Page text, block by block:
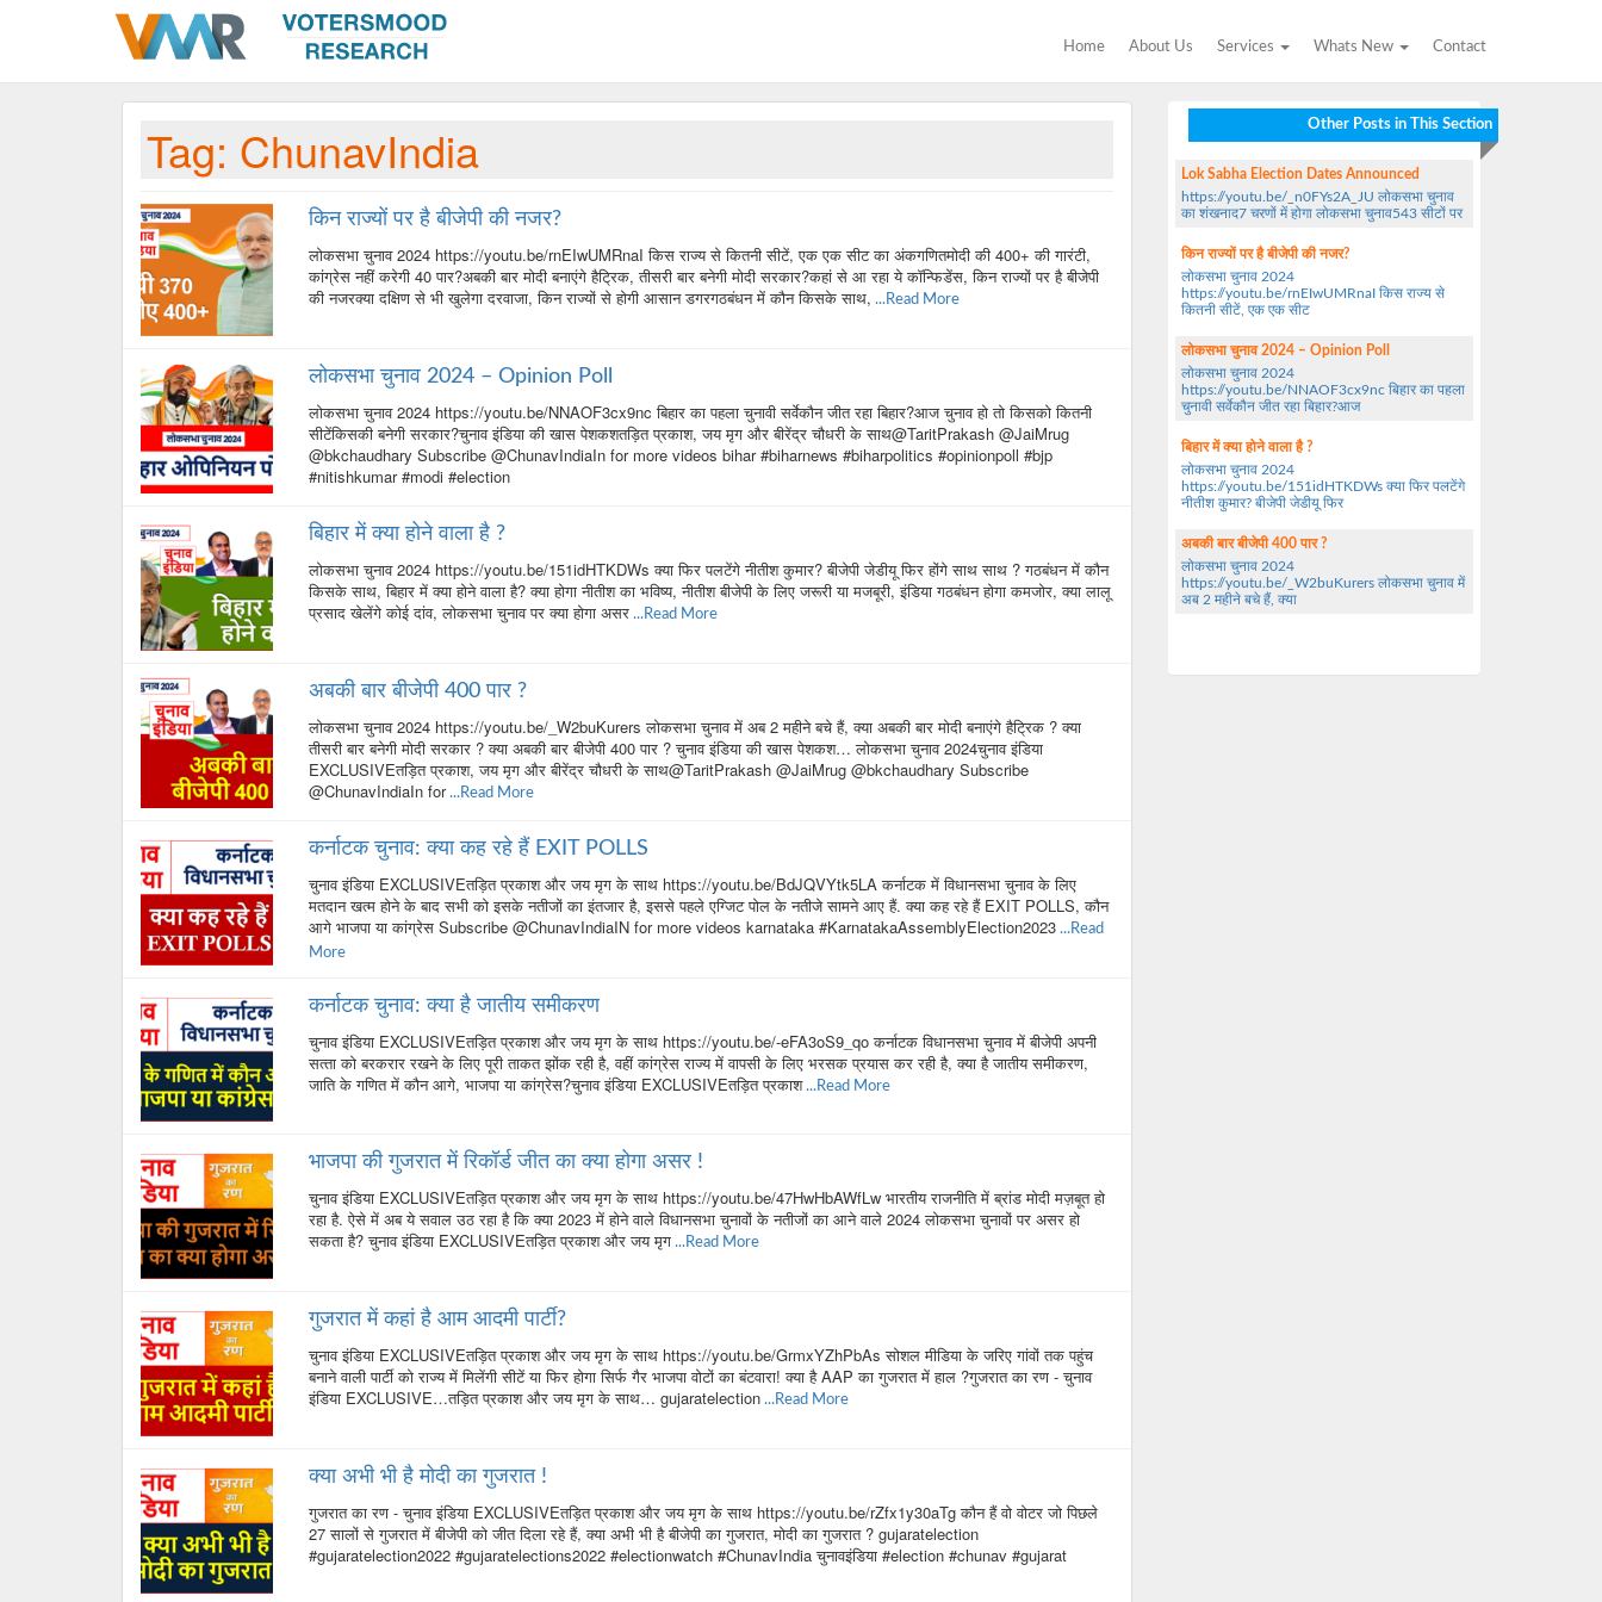
Home About Us Services Whats New Contact
Tag: ChunavIndia
किन राज्यों पर है बीजेपी की नजर?
लोकसभा चुनाव 2024 https://youtu.be/rnEIwUMRnaI किस राज्य से कितनी सीटें, एक एक सीट का अंकगणितमोदी की 400+ की गारंटी,
कांग्रेस नहीं करेगी 40 पार?अबकी बार मोदी बनाएंगे हैट्रिक, तीसरी बार बनेगी मोदी सरकार?कहां से आ रहा ये कॉन्फिडेंस, किन राज्यों पर है बीजेपी
की नजरक्या दक्षिण से भी खुलेगा दरवाजा, किन राज्यों से होगी आसान डगरगठबंधन में कौन किसके साथ, ...Read More
लोकसभा चुनाव 2024 – Opinion Poll
लोकसभा चुनाव 2024 https://youtu.be/NNAOF3cx9nc बिहार का पहला चुनावी सर्वेकौन जीत रहा बिहार?आज चुनाव हो तो किसको कितनी
सीटेंकिसकी बनेगी सरकार?चुनाव इंडिया की खास पेशकशतड़ित प्रकाश, जय मृग और बीरेंद्र चौधरी के साथ@TaritPrakash @JaiMrug
@bkchaudhary Subscribe @ChunavIndiaIn for more videos bihar #biharnews #biharpolitics #opinionpoll #bjp
#nitishkumar #modi #election
बिहार में क्या होने वाला है ?
लोकसभा चुनाव 2024 https://youtu.be/151idHTKDWs क्या फिर पलटेंगे नीतीश कुमार? बीजेपी जेडीयू फिर होंगे साथ साथ ? गठबंधन में कौन
किसके साथ, बिहार में क्या होने वाला है? क्या होगा नीतीश का भविष्य, नीतीश बीजेपी के लिए जरूरी या मजबूरी, इंडिया गठबंधन होगा कमजोर, क्या लालू
प्रसाद खेलेंगे कोई दांव, लोकसभा चुनाव पर क्या होगा असर...Read More
अबकी बार बीजेपी 400 पार ?
लोकसभा चुनाव 2024 https://youtu.be/_W2buKurers लोकसभा चुनाव में अब 2 महीने बचे हैं, क्या अबकी बार मोदी बनाएंगे हैट्रिक ? क्या
तीसरी बार बनेगी मोदी सरकार ? क्या अबकी बार बीजेपी 400 पार ? चुनाव इंडिया की खास पेशकश… लोकसभा चुनाव 2024चुनाव इंडिया
EXCLUSIVEतड़ित प्रकाश, जय मृग और बीरेंद्र चौधरी के साथ@TaritPrakash @JaiMrug @bkchaudhary Subscribe
@ChunavIndiaIn for...Read More
कर्नाटक चुनाव: क्या कह रहे हैं EXIT POLLS
चुनाव इंडिया EXCLUSIVEतड़ित प्रकाश और जय मृग के साथ https://youtu.be/BdJQVYtk5LA कर्नाटक में विधानसभा चुनाव के लिए
मतदान खत्म होने के बाद सभी को इसके नतीजों का इंतजार है, इससे पहले एग्जिट पोल के नतीजे सामने आए हैं. क्या कह रहे हैं EXIT POLLS, कौन
आगे भाजपा या कांग्रेस Subscribe @ChunavIndiaIN for more videos karnataka #KarnatakaAssemblyElection2023...Read
More
कर्नाटक चुनाव: क्या है जातीय समीकरण
चुनाव इंडिया EXCLUSIVEतड़ित प्रकाश और जय मृग के साथ https://youtu.be/-eFA3oS9_qo कर्नाटक विधानसभा चुनाव में बीजेपी अपनी
सत्‍ता को बरकरार रखने के लिए पूरी ताकत झोंक रही है, वहीं कांग्रेस राज्‍य में वापसी के लिए भरसक प्रयास कर रही है, क्या है जातीय समीकरण,
जाति के गणित में कौन आगे, भाजपा या कांग्रेस?चुनाव इंडिया EXCLUSIVEतड़ित प्रकाश...Read More
भाजपा की गुजरात में रिकॉर्ड जीत का क्या होगा असर !
चुनाव इंडिया EXCLUSIVEतड़ित प्रकाश और जय मृग के साथ https://youtu.be/47HwHbAWfLw भारतीय राजनीति में ब्रांड मोदी मज़बूत हो
रहा है. ऐसे में अब ये सवाल उठ रहा है कि क्या 2023 में होने वाले विधानसभा चुनावों के नतीजों का आने वाले 2024 लोकसभा चुनावों पर असर हो
सकता है? चुनाव इंडिया EXCLUSIVEतड़ित प्रकाश और जय मृग...Read More
गुजरात में कहां है आम आदमी पार्टी?
चुनाव इंडिया EXCLUSIVEतड़ित प्रकाश और जय मृग के साथ https://youtu.be/GrmxYZhPbAs सोशल मीडिया के जरिए गांवों तक पहुंच
बनाने वाली पार्टी को राज्य में मिलेंगी सीटें या फिर होगा सिर्फ गैर भाजपा वोटों का बंटवारा! क्या है AAP का गुजरात में हाल ?गुजरात का रण - चुनाव
इंडिया EXCLUSIVE…तड़ित प्रकाश और जय मृग के साथ… gujaratelection...Read More
क्या अभी भी है मोदी का गुजरात !
गुजरात का रण - चुनाव इंडिया EXCLUSIVEतड़ित प्रकाश और जय मृग के साथ https://youtu.be/rZfx1y30aTg कौन हैं वो वोटर जो पिछले
27 सालों से गुजरात में बीजेपी को जीत दिला रहे हैं, क्या अभी भी है बीजेपी का गुजरात, मोदी का गुजरात ? gujaratelection
#gujaratelection2022 #gujaratelections2022 #electionwatch #ChunavIndia चुनावइंडिया #election #chunav #gujarat
Other Posts in This Section
Lok Sabha Election Dates Announced
https://youtu.be/_n0FYs2A_JU लोकसभा चुनाव
का शंखनाद7 चरणों में होगा लोकसभा चुनाव543 सीटों पर
किन राज्यों पर है बीजेपी की नजर?
लोकसभा चुनाव 2024
https://youtu.be/rnEIwUMRnaI किस राज्य से
कितनी सीटें, एक एक सीट
लोकसभा चुनाव 2024 – Opinion Poll
लोकसभा चुनाव 2024
https://youtu.be/NNAOF3cx9nc बिहार का पहला
चुनावी सर्वेकौन जीत रहा बिहार?आज
बिहार में क्या होने वाला है ?
लोकसभा चुनाव 2024
https://youtu.be/151idHTKDWs क्या फिर पलटेंगे
नीतीश कुमार? बीजेपी जेडीयू फिर
अबकी बार बीजेपी 400 पार ?
लोकसभा चुनाव 2024
https://youtu.be/_W2buKurers लोकसभा चुनाव में
अब 2 महीने बचे हैं, क्या